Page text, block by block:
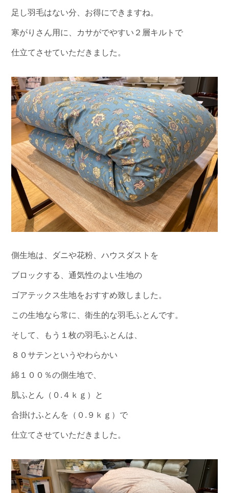
足し羽毛はない分、お得にできますね。
寒がりさん用に、カサがでやすい２層キルトで
仕立てさせていただきました。
側生地は、ダニや花粉、ハウスダストを
ブロックする、通気性のよい生地の
ゴアテックス生地をおすすめ致しました。
この生地なら常に、衛生的な羽毛ふとんです。
そして、もう１枚の羽毛ふとんは、
８０サテンというやわらかい
綿１００％の側生地で、
肌ふとん（０.４ｋｇ）と
合掛けふとんを（０.９ｋｇ）で
仕立てさせていただきました。